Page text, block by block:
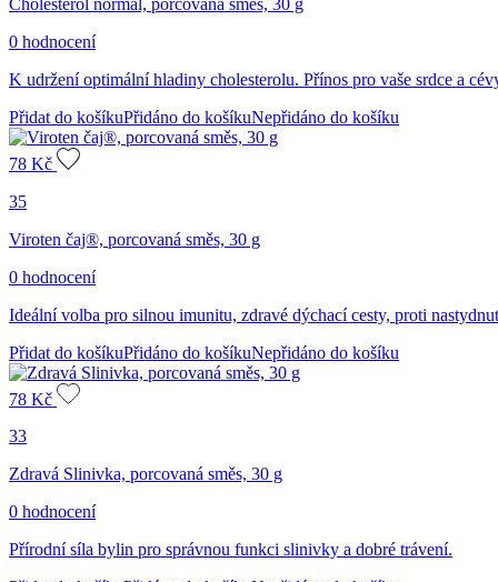
Cholesterol normal, porcovaná směs, 30 g
0 hodnocení
K udržení optimální hladiny cholesterolu. Přínos pro vaše srdce a
Přidat do košíkuPřidáno do košíkuNepřidáno do košíku
78 Kč
35
Viroten čaj®, porcovaná směs, 30 g
0 hodnocení
Ideální volba pro silnou imunitu, zdravé dýchací cesty, proti
Přidat do košíkuPřidáno do košíkuNepřidáno do košíku
78 Kč
33
Zdravá Slinivka, porcovaná směs, 30 g
0 hodnocení
Přírodní síla bylin pro správnou funkci slinivky a dobré trávení.